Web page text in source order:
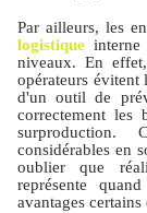
Par ailleurs, les
logistique
niveaux. En
opérateurs évitent
d'un outil de
correctement les
surproduction.
considérables en
oublier que
représente
avantages